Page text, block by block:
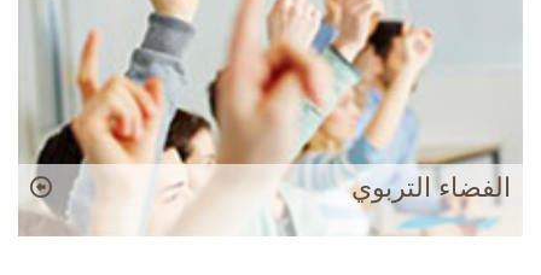
الفضاء التربوي